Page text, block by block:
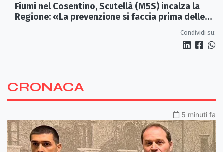
Fiumi nel Cosentino, Scutellà (M5S) incalza la
Regione: «La prevenzione si faccia prima delle
Condividi su:
CRONACA
5 minuti fa